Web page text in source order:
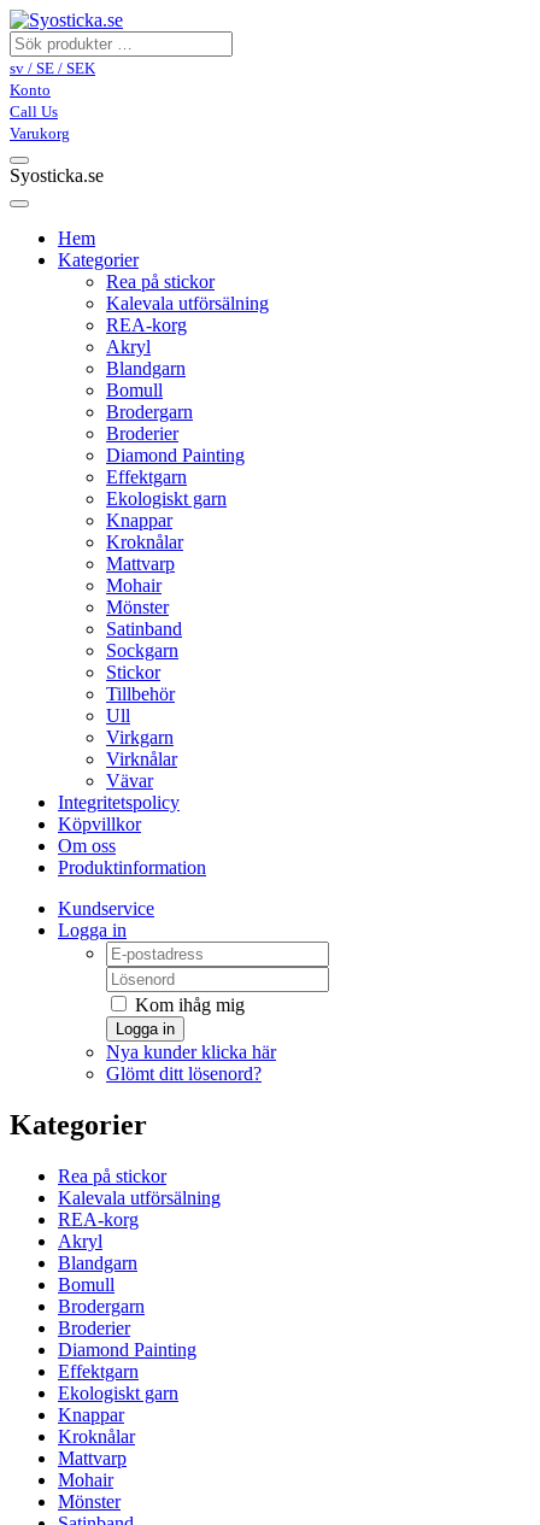
sv / SE / SEK
Konto
Call Us
Varukorg
Syosticka.se
Hem
Kategorier
Rea på stickor
Kalevala utförsälning
REA-korg
Akryl
Blandgarn
Bomull
Brodergarn
Broderier
Diamond Painting
Effektgarn
Ekologiskt garn
Knappar
Kroknålar
Mattvarp
Mohair
Mönster
Satinband
Sockgarn
Stickor
Tillbehör
Ull
Virkgarn
Virknålar
Vävar
Integritetspolicy
Köpvillkor
Om oss
Produktinformation
Kundservice
Logga in
Kom ihåg mig
Logga in
Nya kunder klicka här
Glömt ditt lösenord?
Kategorier
Rea på stickor
Kalevala utförsälning
REA-korg
Akryl
Blandgarn
Bomull
Brodergarn
Broderier
Diamond Painting
Effektgarn
Ekologiskt garn
Knappar
Kroknålar
Mattvarp
Mohair
Mönster